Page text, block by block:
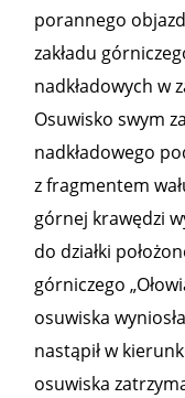
porannego
zakładu
nadkładowych w
Osuwisko swym
nadkładowego
z fragmentem
górnej krawędzi
do działki
górniczego
osuwiska
nastąpił w
osuwiska